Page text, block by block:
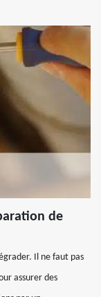
de
Il ne faut pas
assurer des